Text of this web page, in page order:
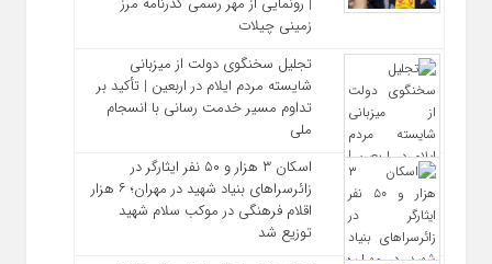
زمینی چیلات
تجلیل سخنگوی دولت از میزبانی
شایسته مردم ایلام در اربعین | تأکید بر
تداوم مسیر خدمت‌ رسانی با انسجام
ملی
اسکان ۳ هزار و ۵۰ نفر ایثارگر در
زائرسراهای بنیاد شهید در مهران؛ ۶ هزار
اقلام فرهنگی در موکب سلام شهید
توزیع شد